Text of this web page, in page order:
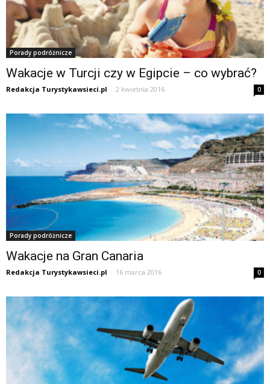
Porady podróżnicze
Wakacje w Turcji czy w Egipcie – co wybrać?
Redakcja Turystykawsieci.pl - 2 kwietnia 2016 0
Porady podróżnicze
Wakacje na Gran Canaria
Redakcja Turystykawsieci.pl - 16 marca 2016 0